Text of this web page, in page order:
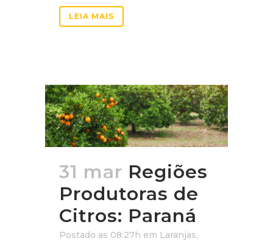
LEIA MAIS
31 mar Regiões
Produtoras de
Citros: Paraná
Postado as 08:27h em Laranjas,